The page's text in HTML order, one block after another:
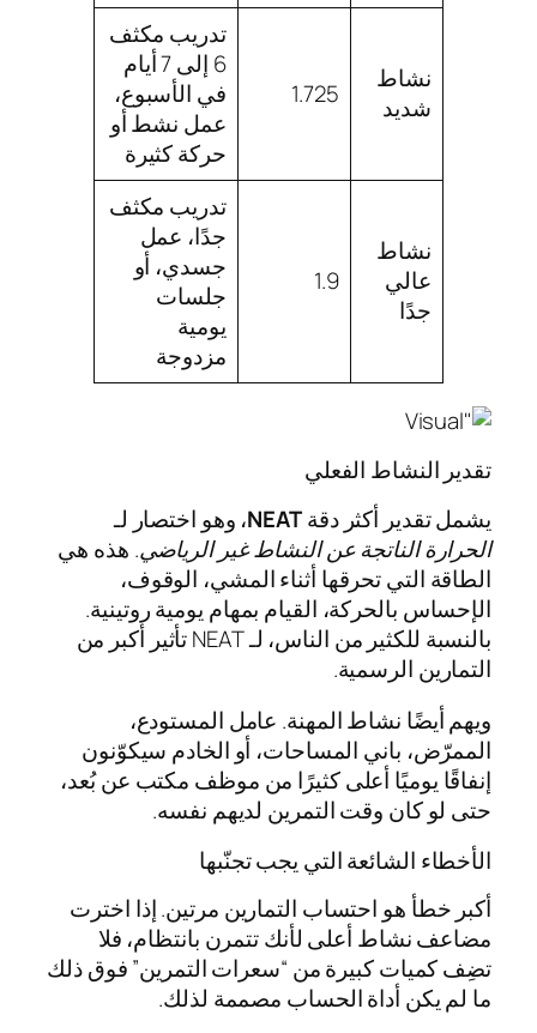
نشاط
شديد
1.725
تدريب مكثف
6 إلى 7 أيام
في الأسبوع،
عمل نشط أو
حركة كثيرة
نشاط
عالي
جدًا
1.9
تدريب مكثف
جدًا، عمل
جسدي، أو
جلسات
يومية
مزدوجة
تقدير النشاط الفعلي
يشمل تقدير أكثر دقةNEAT، وهو اختصار لـ
الحرارة الناتجة عن النشاط غير الرياضي. هذه هي
الطاقة التي تحرقها أثناء المشي، الوقوف،
الإحساس بالحركة، القيام بمهام يومية روتينية.
بالنسبة للكثير من الناس، لـ NEAT تأثير أكبر من
التمارين الرسمية.
ويهم أيضًا نشاط المهنة. عامل المستودع،
الممرّض، باني المساحات، أو الخادم سيكوّنون
إنفاقًا يوميًا أعلى كثيرًا من موظف مكتب عن بُعد،
حتى لو كان وقت التمرين لديهم نفسه.
الأخطاء الشائعة التي يجب تجنّبها
أكبر خطأ هو احتساب التمارين مرتين. إذا اخترت
مضاعف نشاط أعلى لأنك تتمرن بانتظام، فلا
تضِف كميات كبيرة من “سعرات التمرين” فوق ذلك
ما لم يكن أداة الحساب مصممة لذلك.